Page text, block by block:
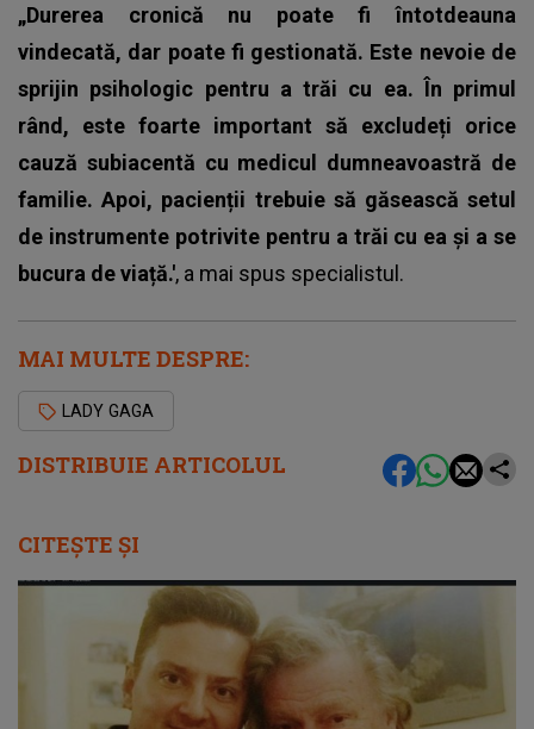
DISTRIBUIE ARTICOLUL
„Durerea cronică nu poate fi întotdeauna
vindecată, dar poate fi gestionată. Este nevoie de
sprijin psihologic pentru a trăi cu ea. În primul
rând, este foarte important să excludeți orice
cauză subiacentă cu medicul dumneavoastră de
familie. Apoi, pacienții trebuie să găsească setul
de instrumente potrivite pentru a trăi cu ea și a se
bucura de viață.', a mai spus specialistul.
MAI MULTE DESPRE:
LADY GAGA
CITEȘTE ȘI